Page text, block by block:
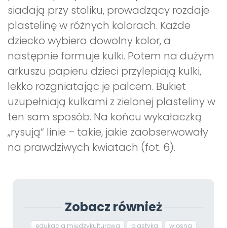
siadają przy stoliku, prowadzący rozdaje
plastelinę w różnych kolorach. Każde
dziecko wybiera dowolny kolor, a
następnie formuje kulki. Potem na dużym
arkuszu papieru dzieci przylepiają kulki,
lekko rozgniatając je palcem. Bukiet
uzupełniają kulkami z zielonej plasteliny w
ten sam sposób. Na końcu wykałaczką
„rysują” linie – takie, jakie zaobserwowały
na prawdziwych kwiatach (fot. 6).
Zobacz również
edukacja międzykulturowa plastyka wiosna